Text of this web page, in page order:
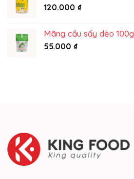
120.000 ₫
Mãng cầu sấy dẻo 100g
55.000 ₫